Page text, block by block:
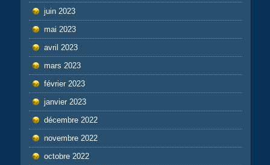
juin 2023
mai 2023
avril 2023
mars 2023
février 2023
janvier 2023
décembre 2022
novembre 2022
octobre 2022